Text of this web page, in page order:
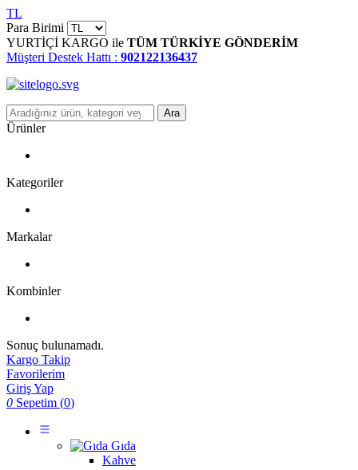
TL
Para Birimi
YURTİÇİ KARGO ile TÜM TÜRKİYE GÖNDERİM
Müşteri Destek Hattı : 902122136437
Ara
Ürünler
Kategoriler
Markalar
Kombinler
Sonuç bulunamadı.
Kargo Takip
Favorilerim
Giriş Yap
0 Sepetim (0)
Gıda
Kahve